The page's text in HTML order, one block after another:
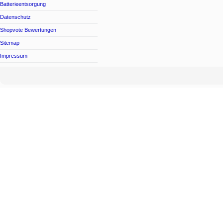
Batterieentsorgung
Datenschutz
Shopvote Bewertungen
Sitemap
Impressum